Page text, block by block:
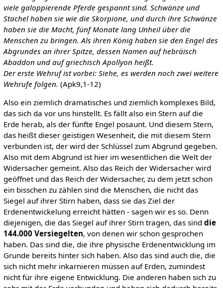
viele galoppierende Pferde gespannt sind. Schwänze und
Stachel haben sie wie die Skorpione, und durch ihre Schwänze
haben sie die Macht, fünf Monate lang Unheil über die
Menschen zu bringen. Als ihren König haben sie den Engel des
Abgrundes an ihrer Spitze, dessen Namen auf hebräisch
Abaddon und auf griechisch Apollyon heißt.
Der erste Wehruf ist vorbei: Siehe, es werden noch zwei weitere
Wehrufe folgen. (Apk9,1-12)
Also ein ziemlich dramatisches und ziemlich komplexes Bild,
das sich da vor uns hinstellt. Es fällt also ein Stern auf die
Erde herab, als der fünfte Engel posaunt. Und diesem Stern,
das heißt dieser geistigen Wesenheit, die mit diesem Stern
verbunden ist, der wird der Schlüssel zum Abgrund gegeben.
Also mit dem Abgrund ist hier im wesentlichen die Welt der
Widersacher gemeint. Also das Reich der Widersacher wird
geöffnet und das Reich der Widersacher, zu dem jetzt schon
ein bisschen zu zählen sind die Menschen, die nicht das
Siegel auf ihrer Stirn haben, dass sie das Ziel der
Erdenentwickelung erreicht hätten - sagen wir es so. Denn
diejenigen, die das Siegel auf ihrer Stirn tragen, das sind die
144.000 Versiegelten, von denen wir schon gesprochen
haben. Das sind die, die ihre physische Erdenentwicklung im
Grunde bereits hinter sich haben. Also das sind auch die, die
sich nicht mehr inkarnieren müssen auf Erden, zumindest
nicht für ihre eigene Entwicklung. Die anderen haben sich zu